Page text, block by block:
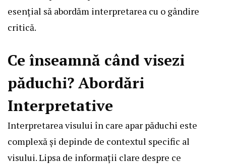
esențial să abordăm interpretarea cu o gândire
critică.
Ce înseamnă când visezi
păduchi? Abordări
Interpretative
Interpretarea visului în care apar păduchi este
complexă și depinde de contextul specific al
visului. Lipsa de informații clare despre ce